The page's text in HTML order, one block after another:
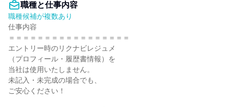
職種と仕事内容
職種候補が複数あり
仕事内容
＝＝＝＝＝＝＝＝＝＝＝＝＝＝＝＝＝
エントリー時のリクナビレジュメ
（プロフィール・履歴書情報）を
当社は使用いたしません。
未記入・未完成の場合でも、
ご安心ください！